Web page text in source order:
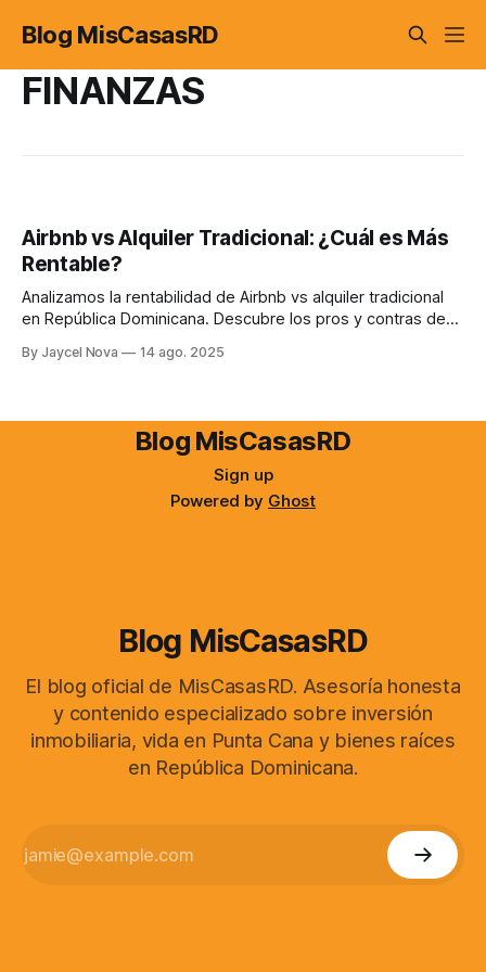
Blog MisCasasRD
FINANZAS
Airbnb vs Alquiler Tradicional: ¿Cuál es Más
Rentable?
Analizamos la rentabilidad de Airbnb vs alquiler tradicional
en República Dominicana. Descubre los pros y contras de
By Jaycel Nova 14 ago. 2025
Blog MisCasasRD
Sign up
Powered by Ghost
Blog MisCasasRD
El blog oficial de MisCasasRD. Asesoría honesta
y contenido especializado sobre inversión
inmobiliaria, vida en Punta Cana y bienes raíces
en República Dominicana.